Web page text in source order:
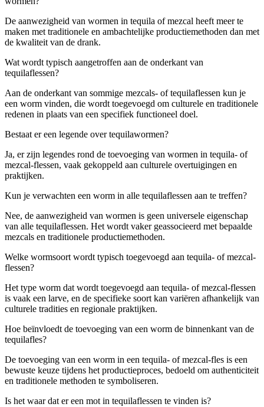
De aanwezigheid van wormen in tequila of mezcal heeft meer te
maken met traditionele en ambachtelijke productiemethoden dan met
de kwaliteit van de drank.
Wat wordt typisch aangetroffen aan de onderkant van
tequilaflessen?
Aan de onderkant van sommige mezcals- of tequilaflessen kun je
een worm vinden, die wordt toegevoegd om culturele en traditionele
redenen in plaats van een specifiek functioneel doel.
Bestaat er een legende over tequilawormen?
Ja, er zijn legendes rond de toevoeging van wormen in tequila- of
mezcal-flessen, vaak gekoppeld aan culturele overtuigingen en
praktijken.
Kun je verwachten een worm in alle tequilaflessen aan te treffen?
Nee, de aanwezigheid van wormen is geen universele eigenschap
van alle tequilaflessen. Het wordt vaker geassocieerd met bepaalde
mezcals en traditionele productiemethoden.
Welke wormsoort wordt typisch toegevoegd aan tequila- of mezcal-
flessen?
Het type worm dat wordt toegevoegd aan tequila- of mezcal-flessen
is vaak een larve, en de specifieke soort kan variëren afhankelijk van
culturele tradities en regionale praktijken.
Hoe beïnvloedt de toevoeging van een worm de binnenkant van de
tequilafles?
De toevoeging van een worm in een tequila- of mezcal-fles is een
bewuste keuze tijdens het productieproces, bedoeld om authenticiteit
en traditionele methoden te symboliseren.
Is het waar dat er een mot in tequilaflessen te vinden is?